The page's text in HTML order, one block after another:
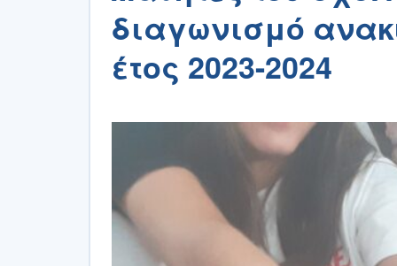
διαγωνισμό
έτος 2023-2024